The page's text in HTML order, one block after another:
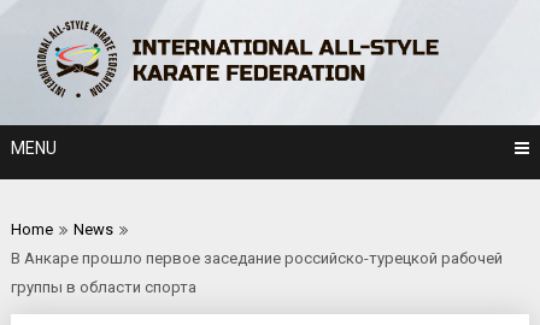
content
MENU
Home
News
В Анкаре прошло первое заседание российско-турецкой рабочей
группы в области спорта